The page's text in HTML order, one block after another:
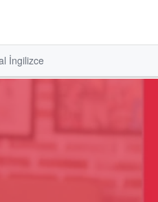
İngilizce